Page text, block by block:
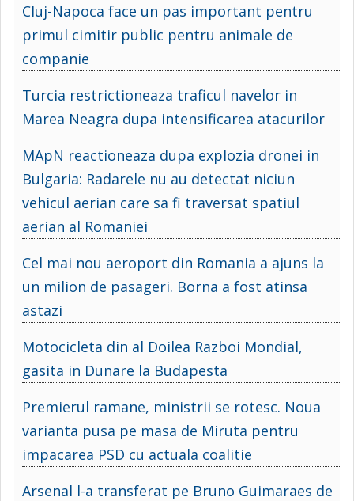
Cluj-Napoca face un pas important pentru
primul cimitir public pentru animale de
companie
Turcia restrictioneaza traficul navelor in
Marea Neagra dupa intensificarea atacurilor
MApN reactioneaza dupa explozia dronei in
Bulgaria: Radarele nu au detectat niciun
vehicul aerian care sa fi traversat spatiul
aerian al Romaniei
Cel mai nou aeroport din Romania a ajuns la
un milion de pasageri. Borna a fost atinsa
astazi
Motocicleta din al Doilea Razboi Mondial,
gasita in Dunare la Budapesta
Premierul ramane, ministrii se rotesc. Noua
varianta pusa pe masa de Miruta pentru
impacarea PSD cu actuala coalitie
Arsenal l-a transferat pe Bruno Guimaraes de